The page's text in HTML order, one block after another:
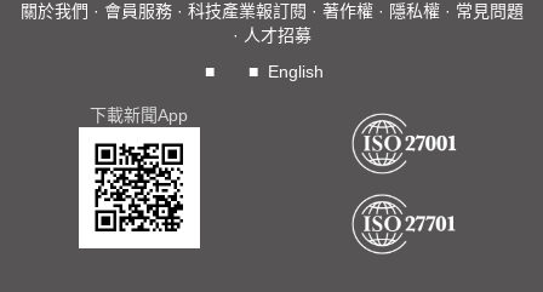
關於我們 · 會員服務· 科技產業報訂閱 · 著作權· 隱私權· 常見問題
· 人才招募
■
■ English
下載新聞App